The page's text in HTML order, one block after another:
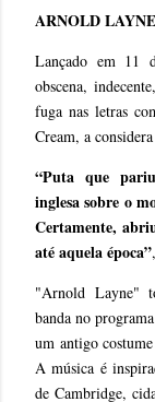
ARNOLD LAYNE
Lançado em 11
obscena,
fuga nas letras
Cream, a
“Puta que
inglesa sobre o
Certamente,
até aquela época”
"Arnold Layne"
banda no
um antigo
A música é
de Cambridge,